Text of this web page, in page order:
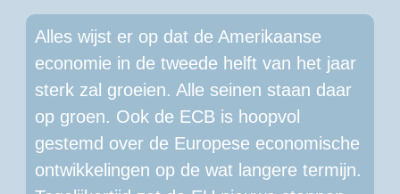
Alles wijst er op dat de Amerikaanse
economie in de tweede helft van het jaar
sterk zal groeien. Alle seinen staan daar
op groen. Ook de ECB is hoopvol
gestemd over de Europese economische
ontwikkelingen op de wat langere termijn.